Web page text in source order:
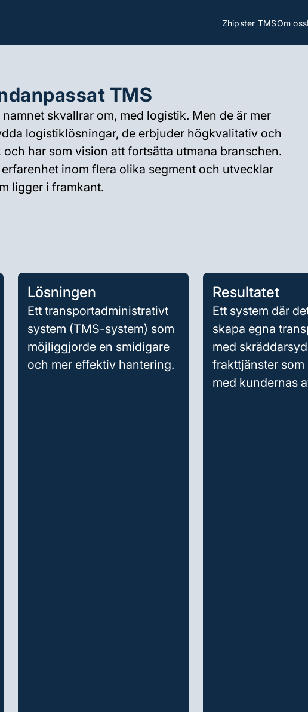
Zhipster TMSOm oss
TMS
skvallrar om, med logistik. Men de är mer
logistiklösningar, de erbjuder högkvalitativ och
har som vision att fortsätta utmana branschen.
inom flera olika segment och utvecklar
ligger i framkant.
Lösningen
Ett transportadministrativt
system (TMS-system) som
möjliggjorde en smidigare
och mer effektiv hantering.
Resultatet
Ett system där
skapa egna
med
frakttjänster som
med kundernas